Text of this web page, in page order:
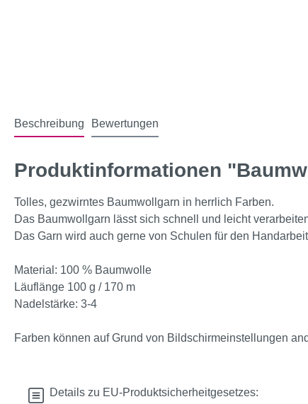
Beschreibung Bewertungen
Produktinformationen
Tolles, gezwirntes Baumwollgarn in herrlich Farben.
Das Baumwollgarn lässt sich schnell und leicht
Das Garn wird auch gerne von Schulen für den
Material: 100 % Baumwolle
Läuflänge 100 g / 170 m
Nadelstärke: 3-4
Farben können auf Grund von Bildschirmeinstellungen
Details zu EU-Produktsicherheitgesetzes: